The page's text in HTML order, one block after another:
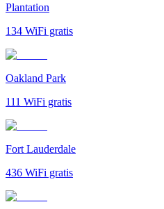
Plantation
134 WiFi gratis
Oakland Park
111 WiFi gratis
Fort Lauderdale
436 WiFi gratis